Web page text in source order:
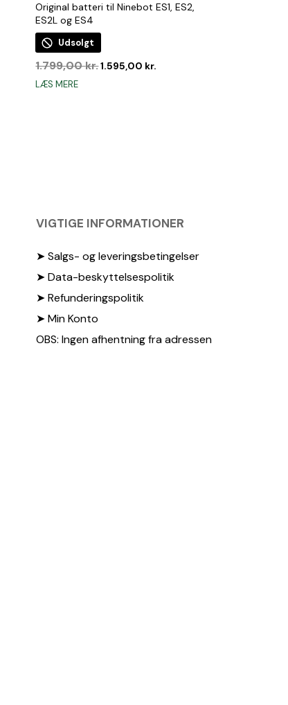
Original batteri til Ninebot ES1, ES2,
ES2L og ES4
Udsolgt
1.799,00kr.Den
1.595,00 kr.
LÆS MERE
VIGTIGE INFORMATIONER
➤ Salgs- og leveringsbetingelser
➤ Data-beskyttelsespolitik
➤ Refunderingspolitik
➤ Min Konto
OBS: Ingen afhentning fra adressen